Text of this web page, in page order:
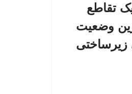
تقاطع
وضعیت
زیرساختی